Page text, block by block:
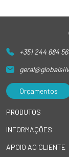
+351 244 684
Orçamentos
PRODUTOS
INFORMAÇÕES
APOIO AO CLIENTE